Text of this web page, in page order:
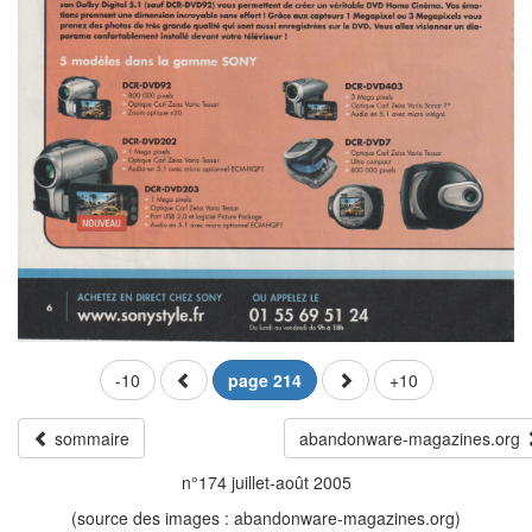
-10 page 214 +10
sommaire
abandonware-magazines.org
n°174 juillet-août 2005
(source des images : abandonware-magazines.org)